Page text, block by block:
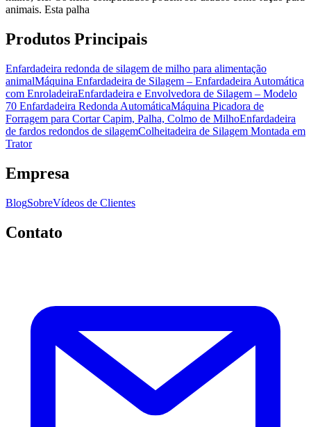
animais. Esta palha
Produtos Principais
Enfardadeira redonda de silagem de milho para alimentação
animalMáquina Enfardadeira de Silagem – Enfardadeira Automática
com EnroladeiraEnfardadeira e Envolvedora de Silagem – Modelo
70 Enfardadeira Redonda AutomáticaMáquina Picadora de
Forragem para Cortar Capim, Palha, Colmo de MilhoEnfardadeira
de fardos redondos de silagemColheitadeira de Silagem Montada em
Trator
Empresa
BlogSobreVídeos de Clientes
Contato